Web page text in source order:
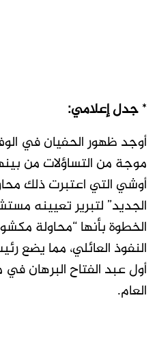
*جدل إعلامي:
أوجد ظهور الحفيان في
موجة من التساؤلات من
أوشي التي اعتبرت ذلك
الجديد” لتبرير تعيينه
الخطوة بأنها “محاولة
النفوذ العائلي، مما يضع
أول عبد الفتاح البرهان
العام.